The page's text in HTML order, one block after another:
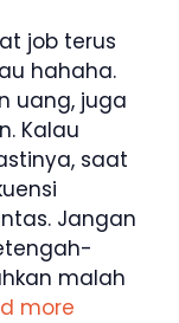
job terus
hahaha.
uang, juga
Kalau
saat
Jangan
malah
more